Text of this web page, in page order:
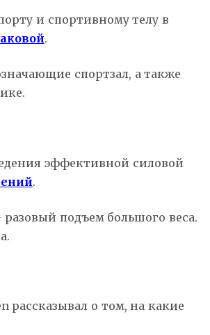
и спортивному телу в
.
спортзал, а также
эффективной силовой
.
подъем большого веса.
рассказывал о том, на какие